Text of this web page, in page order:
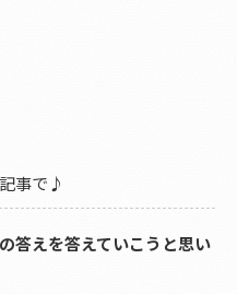
事で♪
答えを答えていこうと思い